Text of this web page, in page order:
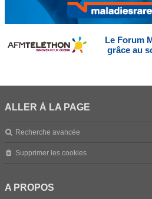
Le Forum
grâce au
ALLER À LA PAGE
Recherche avancée
Supprimer les cookies
A PROPOS